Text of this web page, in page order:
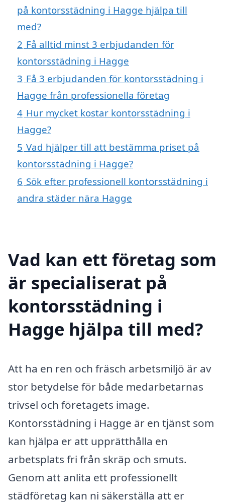
på kontorsstädning i Hagge hjälpa till
med?
2 Få alltid minst 3 erbjudanden för
kontorsstädning i Hagge
3 Få 3 erbjudanden för kontorsstädning i
Hagge från professionella företag
4 Hur mycket kostar kontorsstädning i
Hagge?
5 Vad hjälper till att bestämma priset på
kontorsstädning i Hagge?
6 Sök efter professionell kontorsstädning i
andra städer nära Hagge
Vad kan ett företag som
är specialiserat på
kontorsstädning i
Hagge hjälpa till med?
Att ha en ren och fräsch arbetsmiljö är av
stor betydelse för både medarbetarnas
trivsel och företagets image.
Kontorsstädning i Hagge är en tjänst som
kan hjälpa er att upprätthålla en
arbetsplats fri från skräp och smuts.
Genom att anlita ett professionellt
städföretag kan ni säkerställa att er